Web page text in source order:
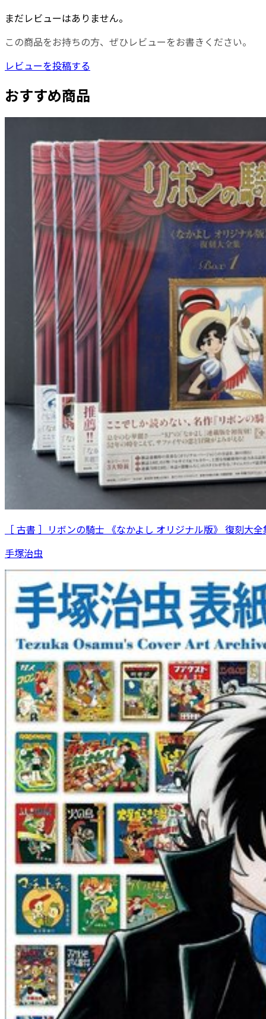
まだレビューはありません。
この商品をお持ちの方、ぜひレビューをお書きください。
レビューを投稿する
おすすめ商品
［ 古書 ］リボンの騎士 《なかよし オリジナル版》 復刻大
手塚治虫